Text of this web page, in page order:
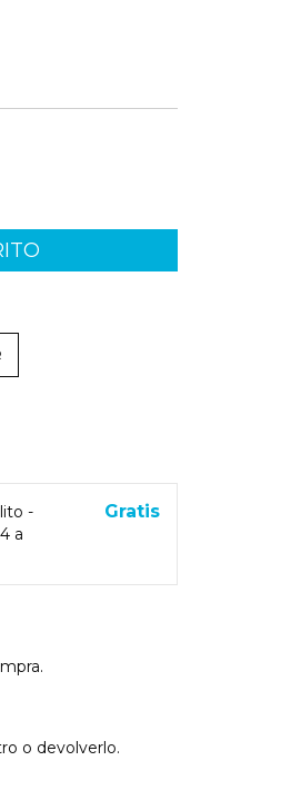
-
a
Gratis
o devolverlo.